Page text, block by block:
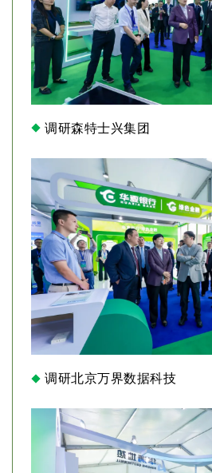
调研森特士兴集团
调研北京万界数据科技